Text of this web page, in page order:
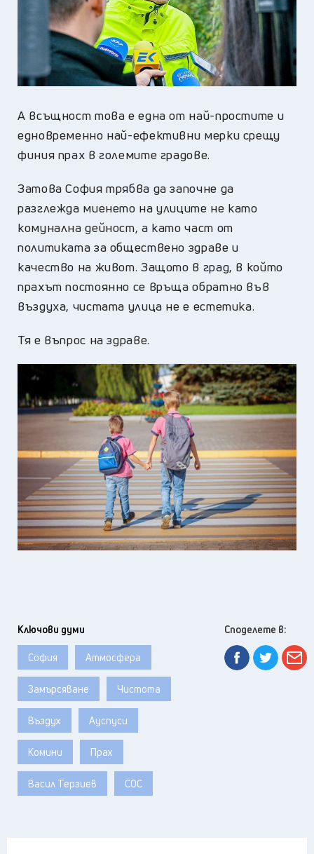
А всъщност това е една от най-простите и
едновременно най-ефективни мерки срещу
финия прах в големите градове.
Затова София трябва да започне да
разглежда миенето на улиците не като
комунална дейност, а като част от
политиката за обществено здраве и
качество на живот. Защото в град, в който
прахът постоянно се връща обратно във
въздуха, чистата улица не е естетика.
Тя е въпрос на здраве.
Ключови думи
София Атмосфера
Замърсяване Чистота
Въздух Ауспуси
Комини Прах
Васил Терзиев СОС
Споделете в: